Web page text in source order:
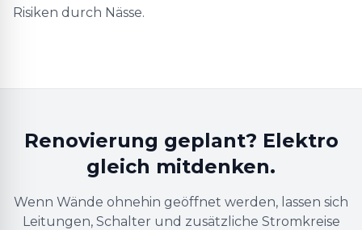
Risiken durch Nässe.
Renovierung geplant? Elektro
gleich mitdenken.
Wenn Wände ohnehin geöffnet werden, lassen sich
Leitungen, Schalter und zusätzliche Stromkreise